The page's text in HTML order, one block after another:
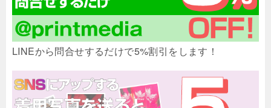
LINEから問合せするだけで5%割引をします！